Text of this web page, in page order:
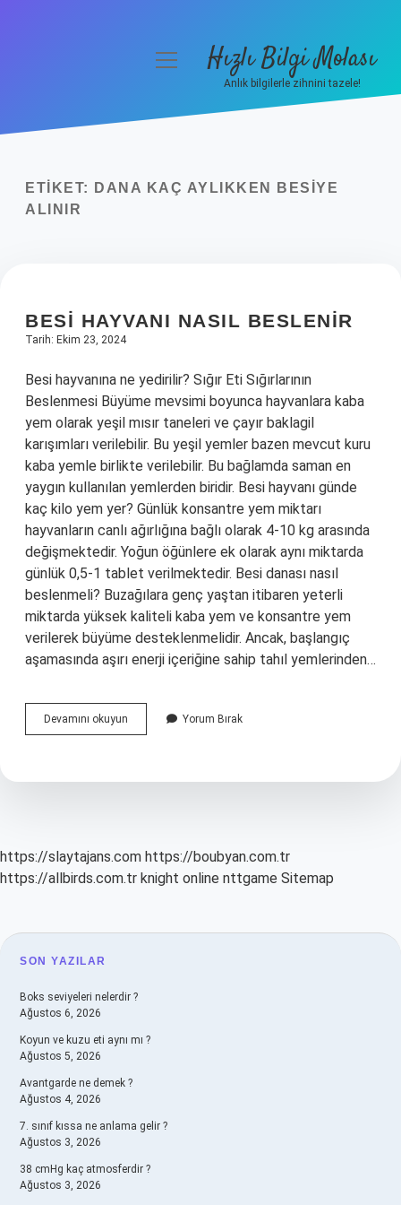
Yasal Uyarı
menüyüHızlı Bilgi Molası
Anlık bilgilerle zihnini tazele!
ETIKET:
DANA KAÇ AYLIKKEN BESIYE
ALINIR
BESI HAYVANI NASIL BESLENIR
Tarih: Ekim 23, 2024
Besi hayvanına ne yedirilir? Sığır Eti Sığırlarının
Beslenmesi Büyüme mevsimi boyunca hayvanlara kaba
yem olarak yeşil mısır taneleri ve çayır baklagil
karışımları verilebilir. Bu yeşil yemler bazen mevcut kuru
kaba yemle birlikte verilebilir. Bu bağlamda saman en
yaygın kullanılan yemlerden biridir. Besi hayvanı günde
kaç kilo yem yer? Günlük konsantre yem miktarı
hayvanların canlı ağırlığına bağlı olarak 4-10 kg arasında
değişmektedir. Yoğun öğünlere ek olarak aynı miktarda
günlük 0,5-1 tablet verilmektedir. Besi danası nasıl
beslenmeli? Buzağılara genç yaştan itibaren yeterli
miktarda yüksek kaliteli kaba yem ve konsantre yem
verilerek büyüme desteklenmelidir. Ancak, başlangıç ​​
aşamasında aşırı enerji içeriğine sahip tahıl yemlerinden…
Devamını okuyun
Hayvanı
Yorum Bırak
https://slaytajans.com https://boubyan.com.tr
https://allbirds.com.tr knight online nttgame Sitemap
SIDEBAR
SON YAZILAR
Boks seviyeleri nelerdir ?
Ağustos 6, 2026
Koyun ve kuzu eti aynı mı ?
Ağustos 5, 2026
Avantgarde ne demek ?
Ağustos 4, 2026
7. sınıf kıssa ne anlama gelir ?
Ağustos 3, 2026
38 cmHg kaç atmosferdir ?
Ağustos 3, 2026